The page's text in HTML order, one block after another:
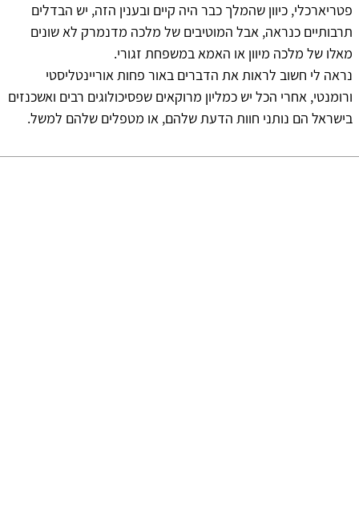
פטריארכלי, כיוון שהמלך כבר היה קיים ובענין הזה, יש הבדלים
תרבותיים כנראה, אבל המוטיבים של מלכה מדנמרק לא שונים
מאלו של מלכה מיוון או האמא במשפחת זגורי.
נראה לי חשוב לראות את הדברים באור פחות אוריינטליסטי
ורומנטי, אחרי הכל יש כמליון מרוקאים שפסיכולוגים רבים ואשכנזים
בישראל הם נותני חוות הדעת שלהם, או מטפלים שלהם למשל.